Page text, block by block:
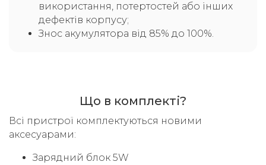
використання, потертостей або інших
дефектів корпусу;
Знос акумулятора від 85% до 100%.
Що в комплекті?
Всі пристрої комплектуються новими
аксесуарами:
Зарядний блок 5W